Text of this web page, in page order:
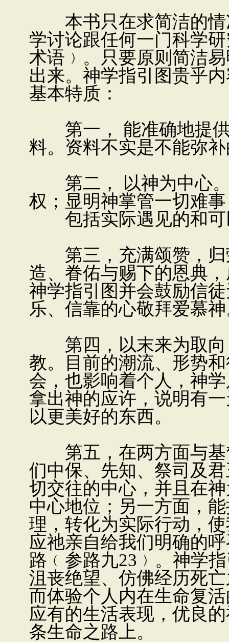
本书只在求简洁的情
学讨论跟任何一门科学
术语﹚。只要原则简洁
出来。神学指引图贵乎
基本特质：
第一， 能准确地提供
料。资料不实是不能弥
第二， 以神为中心。
权；显明神掌管一切难
包括实际遇见的和可
第三，充满颂赞，归
造、眷佑与赐下的恩典
神学指引图并会鼓励信
乐、信靠的心敬拜爱慕
第四，以末来为取向
教。目前的潮流、形势
会，也影响着个人，神
拿出神的应许，说明有
以更美好的东西。
第五，在两方面与基
们中保、先知、祭司及
切交往的中心，并且在
中心地位；另一方面，
理，转化为实际行动，
应祂亲自给我们明确的
路﹙参路九23﹚。神学
沮丧绝望、仿佛经历死
而体验个人内在生命复
应有的生活表现，优良
条生命之路上。